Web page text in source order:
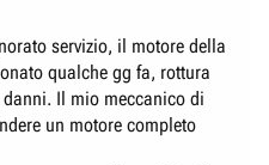
servizio, il motore della
qualche gg fa, rottura
Il mio meccanico di
un motore completo